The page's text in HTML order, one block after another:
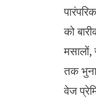
को
तक
वेज